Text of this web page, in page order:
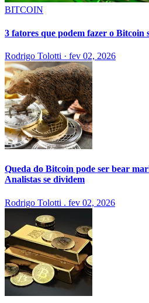
BITCOIN
3 fatores que podem fazer o Bitcoin
Rodrigo Tolotti · fev 02, 2026
Queda do Bitcoin pode ser bear
Analistas se dividem
Rodrigo Tolotti . fev 02, 2026